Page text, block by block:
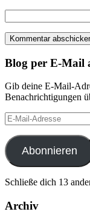
Blog per E-Mail
Gib deine E-Mail-
Benachrichtigungen
E-
Mail-
Adresse
Abonnieren
Schließe dich 13
Archiv